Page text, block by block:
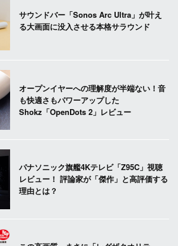
サウンドバー「Sonos Arc Ultra」が叶え
る大画面に没入させる本格サラウンド
オープンイヤーへの理解度が半端ない！音
も快適さもパワーアップした
Shokz「OpenDots 2」レビュー
パナソニック旗艦4Kテレビ「Z95C」視聴
レビュー！ 評論家が「傑作」と高評価する
理由とは？